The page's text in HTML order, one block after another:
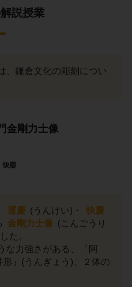
説授業
、鎌倉文化の彫刻につい
金剛力士像
運慶 (うんけい)・
快慶
金剛力士像 (こんごうり
た。
な力強さがある、「阿
」(うんぎょう)、２体の